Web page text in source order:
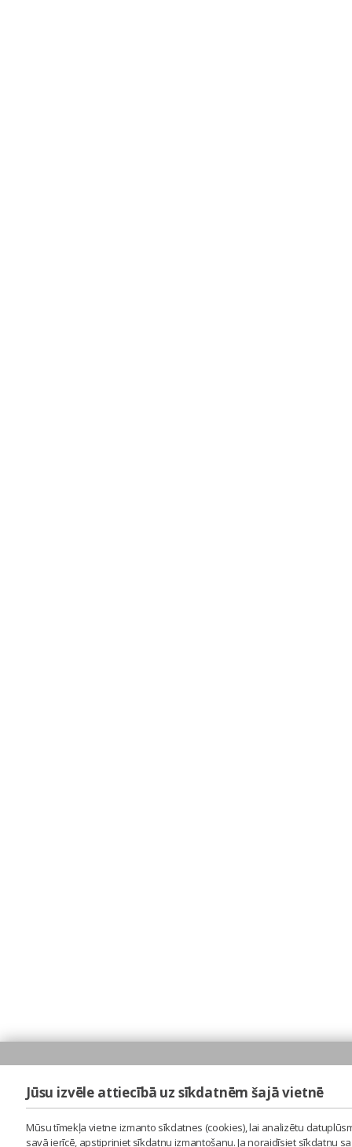
Jūsu izvēle attiecībā uz sīkdatnēm šajā vietnē
Mūsu tīmekļa vietne izmanto sīkdatnes (cookies), lai analizētu
savā ierīcē, apstipriniet sīkdatņu izmantošanu. Ja noraidīsiet sīkdatņu